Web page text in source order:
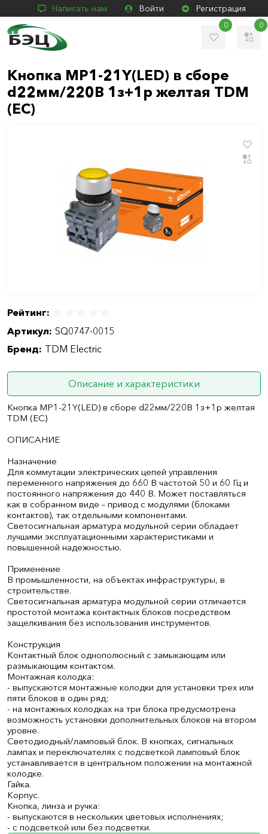
Написать нам Войти Регистрация
0 0
Кнопка MP1-21Y(LED) в сборе
d22мм/220В 1з+1р желтая TDM
(ЕС)
Рейтинг:
Артикул: SQ0747-0015
Бренд: TDM Electric
Описание и характеристики
Кнопка MP1-21Y(LED) в сборе d22мм/220В 1з+1р желтая
TDM (ЕС)
ОПИСАНИЕ
Назначение
Для коммутации электрических цепей управления
переменного напряжения до 660 В частотой 50 и 60 Гц и
постоянного напряжения до 440 В. Может поставляться
как в собранном виде – привод с модулями (блоками
контактов), так отдельными компонентами.
Светосигнальная арматура модульной серии обладает
лучшими эксплуатационными характеристиками и
повышенной надежностью.
Применение
В промышленности, на объектах инфраструктуры, в
строительстве.
Светосигнальная арматура модульной серии отличается
простотой монтажа контактных блоков посредством
защелкивания без использования инструментов.
Конструкция
Контактный блок однополюсный с замыкающим или
размыкающим контактом.
Монтажная колодка:
- выпускаются монтажные колодки для установки трех или
пяти блоков в один ряд;
- на монтажных колодках на три блока предусмотрена
возможность установки дополнительных блоков на втором
уровне.
Светодиодный/ламповый блок. В кнопках, сигнальных
лампах и переключателях с подсветкой ламповый блок
устанавливается в центральном положении на монтажной
колодке.
Гайка.
Корпус.
Кнопка, линза и ручка:
- выпускаются в нескольких цветовых исполнениях;
- с подсветкой или без подсветки.